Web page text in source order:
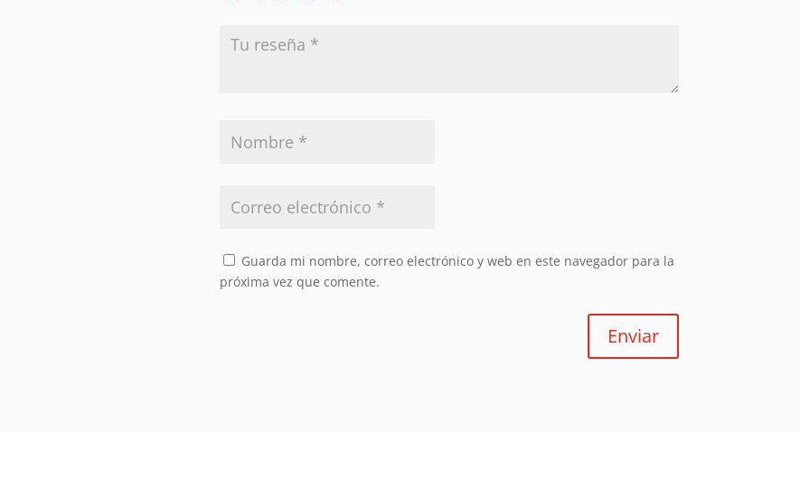
Guarda mi nombre, correo electrónico y web en este navegador para la
próxima vez que comente.
Enviar